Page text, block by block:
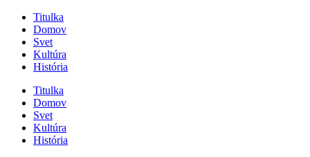
Titulka
Domov
Svet
Kultúra
História
Titulka
Domov
Svet
Kultúra
História